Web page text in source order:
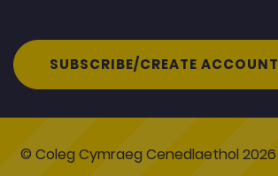
SUBSCRIBE/CREATE ACCOUNT
© Coleg Cymraeg Cenedlaethol 2026